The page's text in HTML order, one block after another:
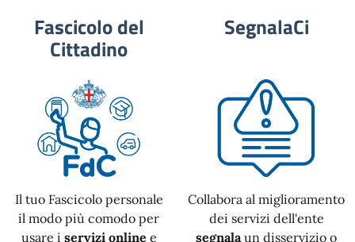
Fascicolo del
Cittadino
Il tuo Fascicolo personale
il modo più comodo per
usare i servizi online e
SegnalaCi
Collabora al miglioramento
dei servizi dell'ente
segnala un disservizio o